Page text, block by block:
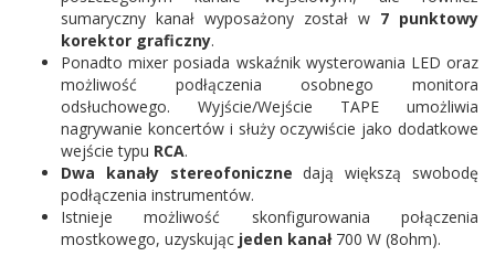
sumaryczny kanał wyposażony został w 7 punktowy
korektor graficzny.
Ponadto mixer posiada wskaźnik wysterowania LED oraz
możliwość podłączenia osobnego monitora
odsłuchowego. Wyjście/Wejście TAPE umożliwia
nagrywanie koncertów i służy oczywiście jako dodatkowe
wejście typu RCA.
Dwa kanały stereofoniczne dają większą swobodę
podłączenia instrumentów.
Istnieje możliwość skonfigurowania połączenia
mostkowego, uzyskując jeden kanał700 W (8ohm).